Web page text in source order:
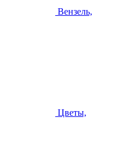
Вензель,
Цветы,